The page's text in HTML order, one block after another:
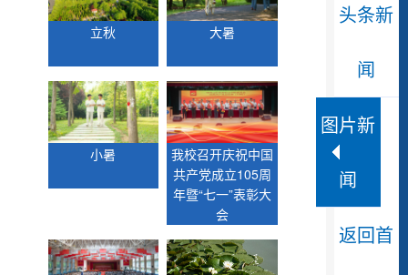
立秋 大暑
小暑
我校召开庆祝中国
共产党成立105周
年暨“七一”表彰大
会
头条新
闻
图片新
闻
返回首